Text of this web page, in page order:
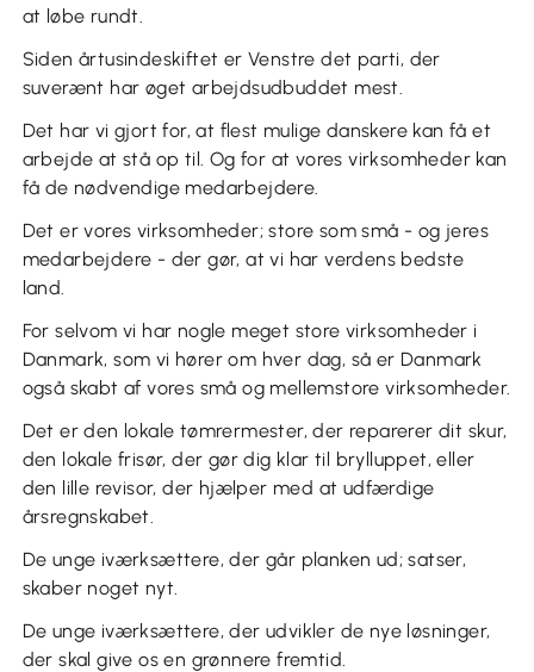
at løbe rundt.
Siden årtusindeskiftet er Venstre det parti, der
suverænt har øget arbejdsudbuddet mest.
Det har vi gjort for, at flest mulige danskere kan få et
arbejde at stå op til. Og for at vores virksomheder kan
få de nødvendige medarbejdere.
Det er vores virksomheder; store som små - og jeres
medarbejdere - der gør, at vi har verdens bedste
land.
For selvom vi har nogle meget store virksomheder i
Danmark, som vi hører om hver dag, så er Danmark
også skabt af vores små og mellemstore virksomheder.
Det er den lokale tømrermester, der reparerer dit skur,
den lokale frisør, der gør dig klar til brylluppet, eller
den lille revisor, der hjælper med at udfærdige
årsregnskabet.
De unge iværksættere, der går planken ud; satser,
skaber noget nyt.
De unge iværksættere, der udvikler de nye løsninger,
der skal give os en grønnere fremtid.